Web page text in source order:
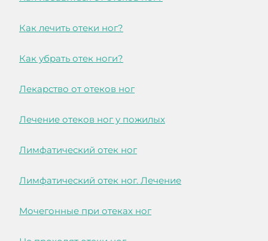
Как лечить отеки ног?
Как убрать отек ноги?
Лекарство от отеков ног
Лечение отеков ног у пожилых
Лимфатический отек ног
Лимфатический отек ног. Лечение
Мочегонные при отеках ног